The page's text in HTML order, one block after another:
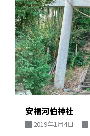
安福河伯神社
2019年1月4日